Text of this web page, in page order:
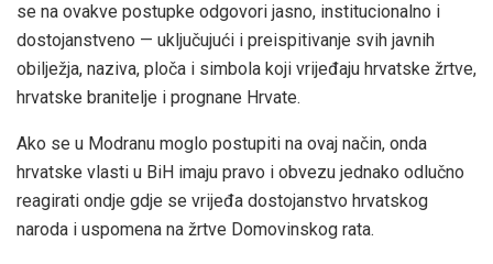
se na ovakve postupke odgovori jasno, institucionalno i
dostojanstveno — uključujući i preispitivanje svih javnih
obilježja, naziva, ploča i simbola koji vrijeđaju hrvatske žrtve,
hrvatske branitelje i prognane Hrvate.
Ako se u Modranu moglo postupiti na ovaj način, onda
hrvatske vlasti u BiH imaju pravo i obvezu jednako odlučno
reagirati ondje gdje se vrijeđa dostojanstvo hrvatskog
naroda i uspomena na žrtve Domovinskog rata.